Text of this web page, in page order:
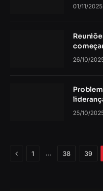
01/11/2025
26/10/
25/10/
Anterior
1 … 38 39